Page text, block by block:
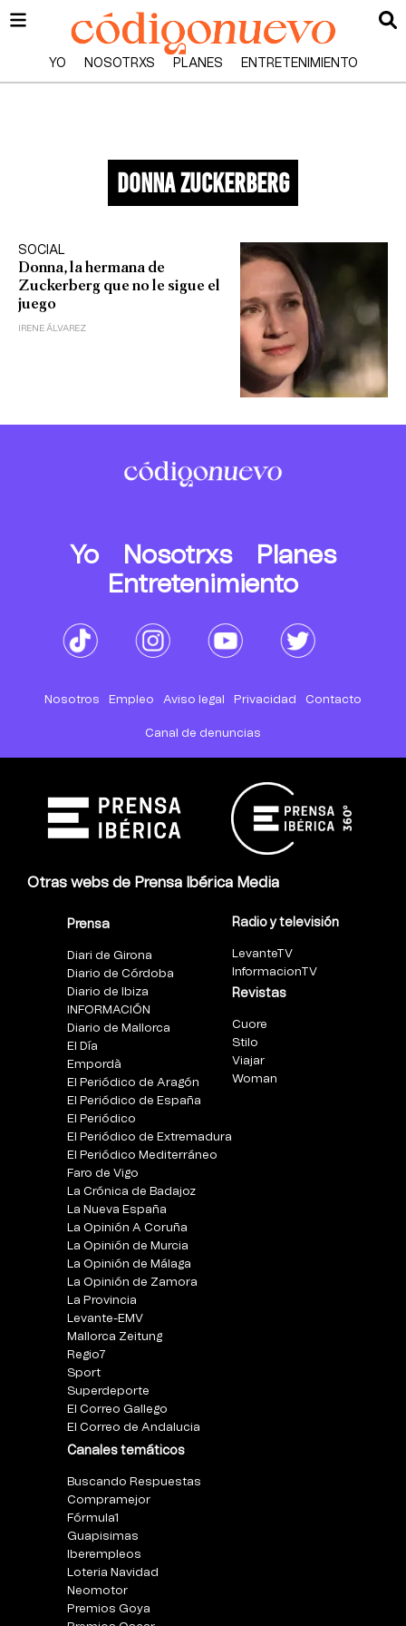
YO NOSOTRXS PLANES ENTRETENIMIENTO
donna zuckerberg
SOCIAL
Donna, la hermana de
Zuckerberg que no le sigue el
juego
IRENE ÁLVAREZ
Yo Nosotrxs
Planes
Entretenimiento
Nosotros Empleo Aviso legal Privacidad Contacto
Canal de denuncias
Otras webs de Prensa Ibérica Media
Prensa
Diari de Girona
Diario de Córdoba
Diario de Ibiza
INFORMACIÓN
Diario de Mallorca
El Día
Empordà
El Periódico de Aragón
El Periódico de España
El Periódico
El Periódico de Extremadura
El Periódico Mediterráneo
Faro de Vigo
La Crónica de Badajoz
La Nueva España
La Opinión A Coruña
La Opinión de Murcia
La Opinión de Málaga
La Opinión de Zamora
La Provincia
Levante-EMV
Mallorca Zeitung
Regio7
Sport
Superdeporte
El Correo Gallego
El Correo de Andalucia
Canales temáticos
Buscando Respuestas
Compramejor
Fórmula1
Guapisimas
Iberempleos
Loteria Navidad
Neomotor
Premios Goya
Radio y televisión
LevanteTV
InformacionTV
Revistas
Cuore
Stilo
Viajar
Woman